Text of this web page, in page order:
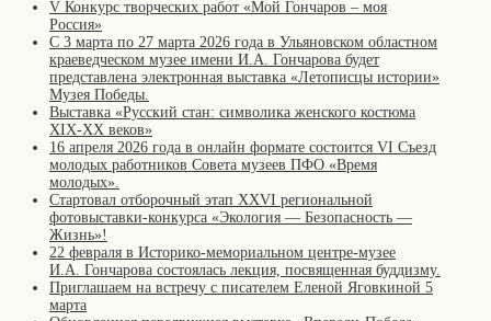
V Конкурс творческих работ «Мой Гончаров – моя
Россия»
С 3 марта по 27 марта 2026 года в Ульяновском областном
краеведческом музее имени И.А. Гончарова будет
представлена электронная выставка «Летописцы истории»
Музея Победы.
Выставка «Русский стан: символика женского костюма
XIX-XX веков»
16 апреля 2026 года в онлайн формате состоится VI Съезд
молодых работников Совета музеев ПФО «Время
молодых».
Стартовал отборочный этап XXVI региональной
фотовыставки-конкурса «Экология — Безопасность —
Жизнь»!
22 февраля в Историко-мемориальном центре-музее
И.А. Гончарова состоялась лекция, посвященная буддизму.
Приглашаем на встречу с писателем Еленой Яговкиной 5
марта